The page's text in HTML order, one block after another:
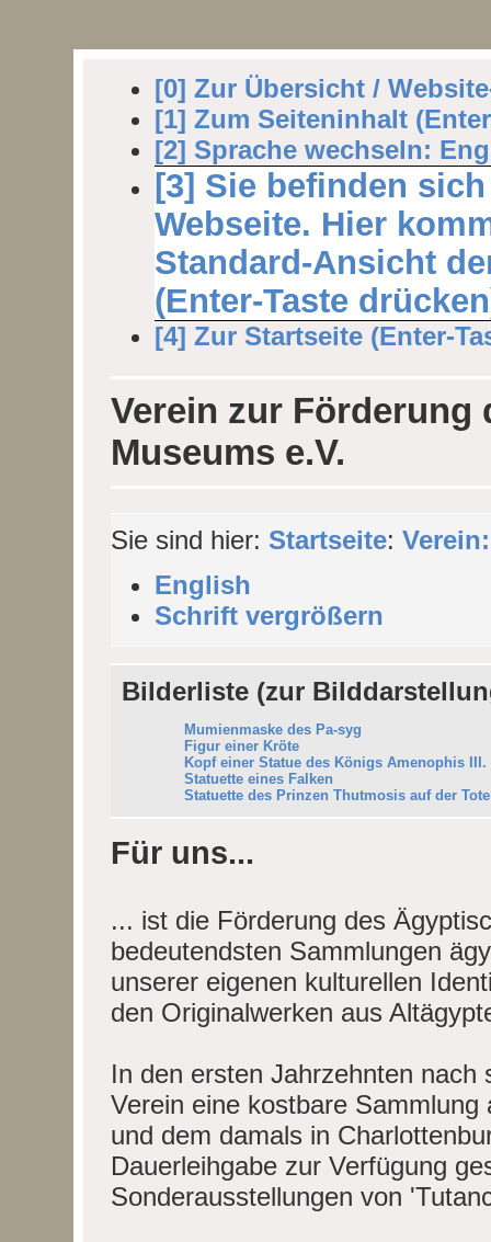
[0] Zur Übersicht /
[1] Zum Seiteninhalt
[2] Sprache wechseln:
[3] Sie befinden
Webseite. Hier
Standard-Ansicht
(Enter-Taste
[4] Zur Startseite (Enter-
Verein zur Förderung
Museums e.V.
Sie sind hier: Startseite:
English
Schrift vergrößern
Bilderliste (zur
Mumienmaske des Pa-syg
Figur einer Kröte
Kopf einer Statue des Königs Amenophis III.
Statuette eines Falken
Statuette des Prinzen Thutmosis auf der
Für uns...
... ist die Förderung des
bedeutendsten Sammlungen
unserer eigenen kulturellen
den Originalwerken aus
In den ersten Jahrzehnten
Verein eine kostbare
und dem damals in
Dauerleihgabe zur Verfügung
Sonderausstellungen von